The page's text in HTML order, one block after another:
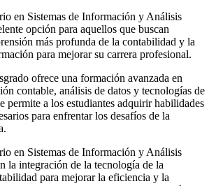
en Sistemas de Información y Análisis
opción para aquellos que buscan
más profunda de la contabilidad y la
para mejorar su carrera profesional.
ofrece una formación avanzada en
contable, análisis de datos y tecnologías de
permite a los estudiantes adquirir habilidades
para enfrentar los desafíos de la
en Sistemas de Información y Análisis
la integración de la tecnología de la
para mejorar la eficiencia y la